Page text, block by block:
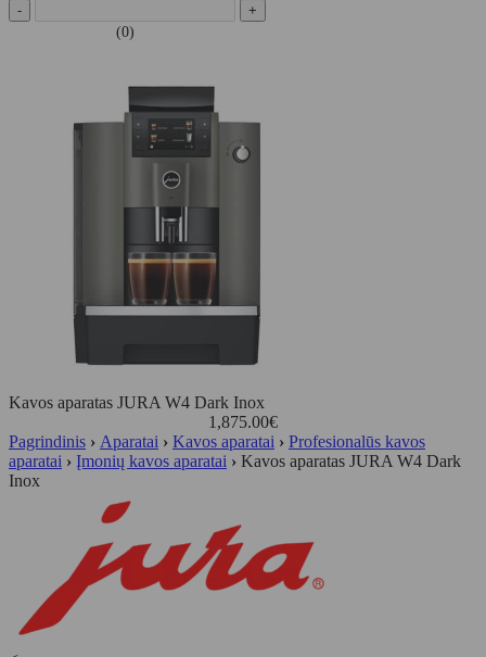
-
+
(0)
Kavos aparatas JURA W4 Dark Inox
1,875.00€
Pagrindinis › Aparatai › Kavos aparatai › Profesionalūs kavos
aparatai › Įmonių kavos aparatai › Kavos aparatas JURA W4 Dark
Inox